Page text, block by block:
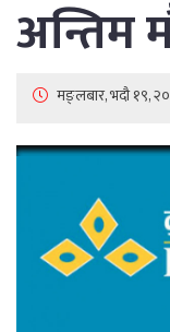
अन्तिम
मङ्लबार, भदौ १९,